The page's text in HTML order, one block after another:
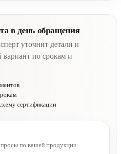
в день обращения
уточнит детали и
по срокам и
сертификации
по вашей продукции.